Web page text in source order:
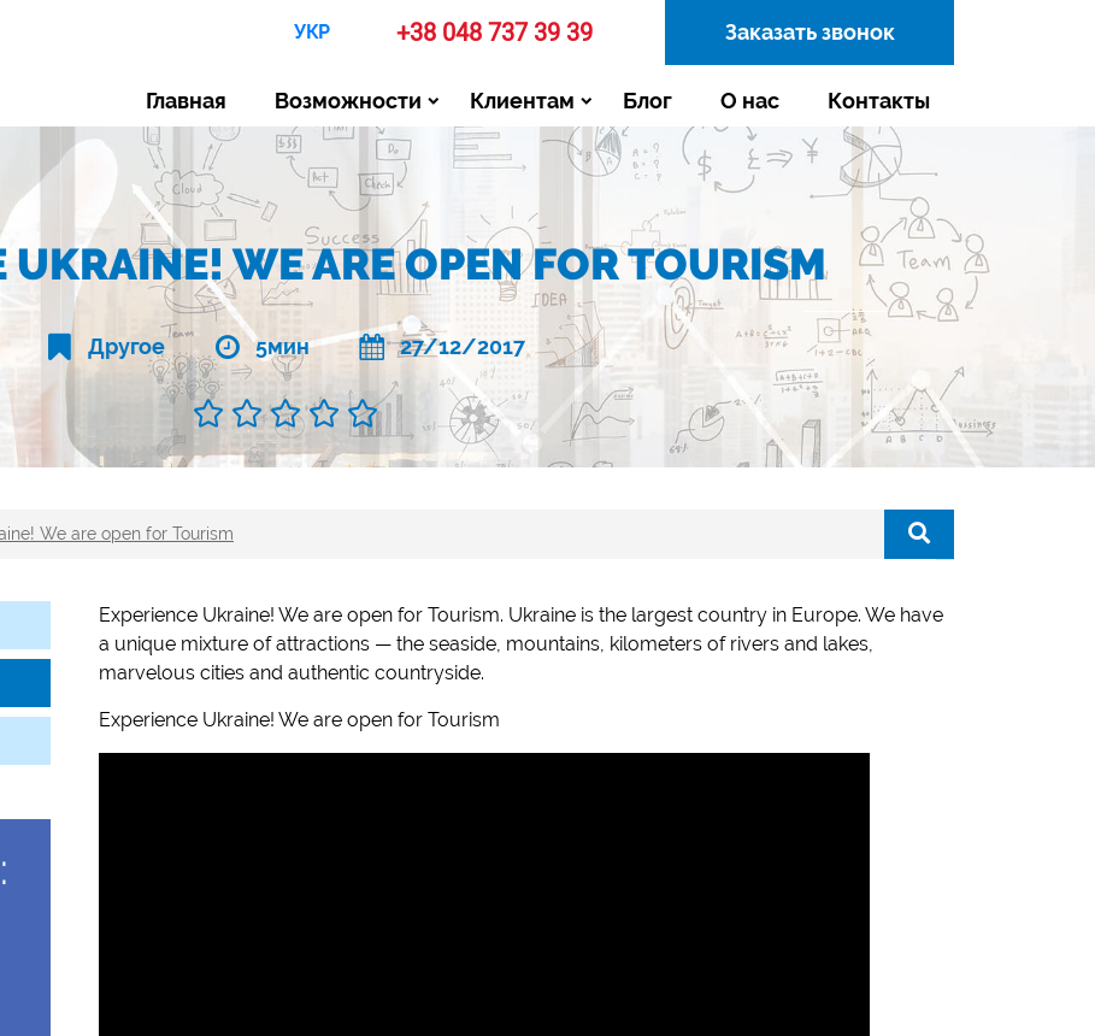
УКР +38 048 737 39 39 Заказать звонок
Главная Возможности Клиентам Блог О нас Контакты
UKRAINE! WE ARE OPEN FOR TOURISM
Другое 5мин 27/12/2017
We are open for Tourism
Experience Ukraine! We are open for Tourism. Ukraine is the largest country in Europe. We have
a unique mixture of attractions — the seaside, mountains, kilometers of rivers and lakes,
marvelous cities and authentic countryside.
Experience Ukraine! We are open for Tourism